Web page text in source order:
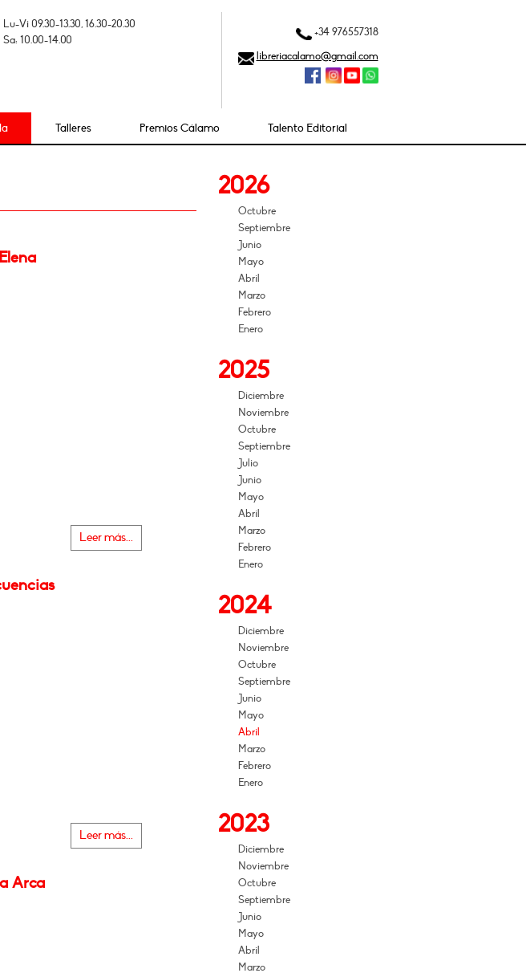
Lu-Vi 09.30-13.30, 16.30-20.30
Sa: 10.00-14.00
+34 976557318
libreriacalamo@gmail.com
Talleres Premios Cálamo Talento Editorial
Leer más...
Leer más...
Arca
2026
Octubre
Septiembre
Junio
Mayo
Abril
Marzo
Febrero
Enero
2025
Diciembre
Noviembre
Octubre
Septiembre
Julio
Junio
Mayo
Abril
Marzo
Febrero
Enero
2024
Diciembre
Noviembre
Octubre
Septiembre
Junio
Mayo
Abril
Marzo
Febrero
Enero
2023
Diciembre
Noviembre
Octubre
Septiembre
Junio
Mayo
Abril
Marzo